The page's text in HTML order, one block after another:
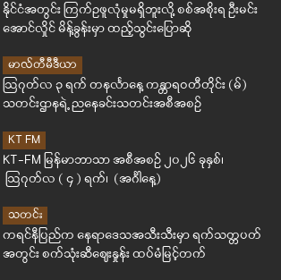
နိုင်ငံအတွင်း ကြက်ဥဖူလုံမှုမရှိဘူးလို့ စစ်အစိုးရ ဦးမင်း
အောင်လှိုင် မိန့်ခွန်းမှာ ထည့်သွင်းပြောဆို
မာလ်တီမီဒီယာ
ဩဂုတ်လ ၃ ရက် တနင်္လာနေ့ ကန္တာရဝတီတိုင်း (မ်)
သတင်းဌာနရဲ့ ညနေခင်းသတင်းအစီအစဉ်
KT FM
KT-FM မြန်မာဘာသာ အစီအစဉ် ၂၀၂၆ ခုနှစ်၊
ဩဂုတ်လ ( ၄ ) ရက်၊ (အင်္ဂါနေ့)
သတင်း
ကရင်နီပြည်က နေရာဒေသအသီးသီးမှာ ရက်သတ္တပတ်
အတွင်း စက်သုံးဆီဈေးနှုန်း ထပ်မံမြင့်တက်